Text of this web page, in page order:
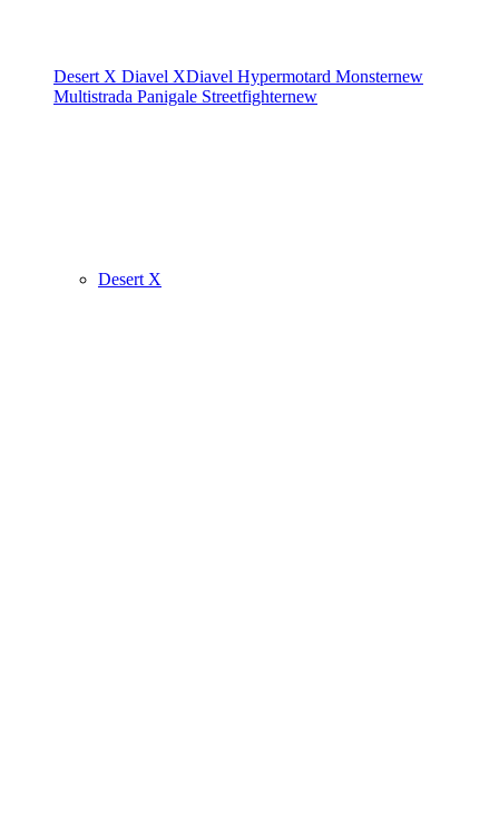
Desert X Diavel XDiavel Hypermotard Monsternew
Multistrada Panigale Streetfighternew
Desert X